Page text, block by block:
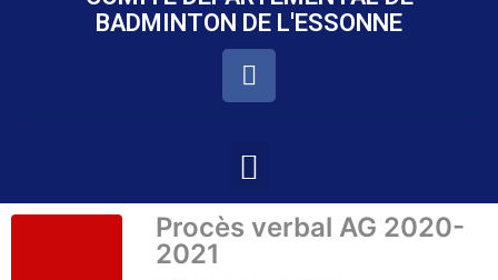
BADMINTON DE L'ESSONNE
Procès verbal AG 2020-
2021